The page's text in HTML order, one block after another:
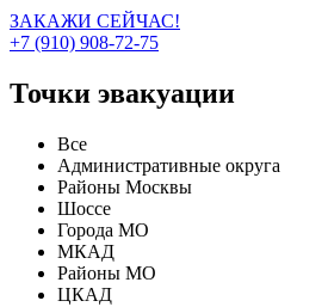
ЗАКАЖИ СЕЙЧАС!
+7 (910) 908-72-75
Точки эвакуации
Все
Административные округа
Районы Москвы
Шоссе
Города МО
МКАД
Районы МО
ЦКАД